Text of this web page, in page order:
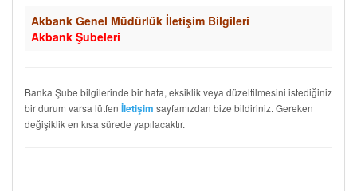
Akbank Genel Müdürlük İletişim Bilgileri
Akbank Şubeleri
Banka Şube bilgilerinde bir hata, eksiklik veya düzeltilmesini istediğiniz
bir durum varsa lütfen İletişim sayfamızdan bize bildiriniz. Gereken
değişiklik en kısa sürede yapılacaktır.